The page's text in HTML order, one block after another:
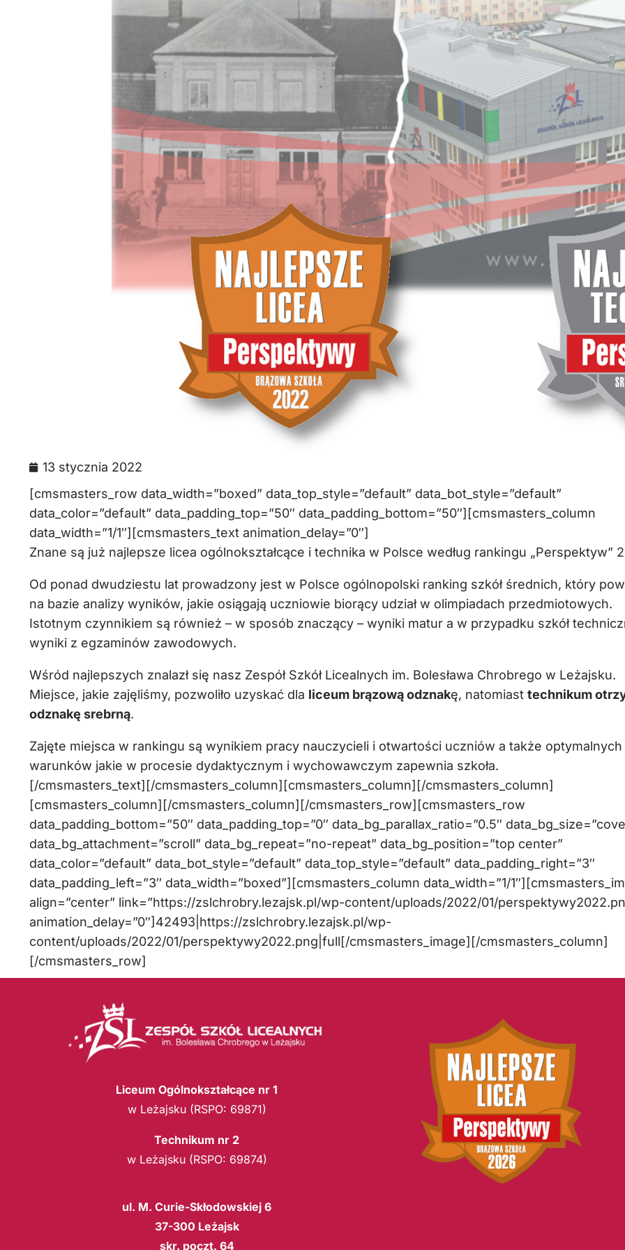
13 stycznia 2022
[cmsmasters_row data_width=”boxed” data_top_style=”default” data_bot_style=”default”
data_color=”default” data_padding_top=”50″ data_padding_bottom=”50″][cmsmasters_column
data_width=”1/1″][cmsmasters_text animation_delay=”0″]
Znane są już najlepsze licea ogólnokształcące i technika w Polsce według rankingu „Perspektyw”
Od ponad dwudziestu lat prowadzony jest w Polsce ogólnopolski ranking szkół średnich, który
na bazie analizy wyników, jakie osiągają uczniowie biorący udział w olimpiadach przedmiotowych.
Istotnym czynnikiem są również – w sposób znaczący – wyniki matur a w przypadku szkół
wyniki z egzaminów zawodowych.
Wśród najlepszych znalazł się nasz Zespół Szkół Licealnych im. Bolesława Chrobrego w Leżajsku.
Miejsce, jakie zajęliśmy, pozwoliło uzyskać dla liceum brązową odznakę, natomiast technikum
odznakę srebrną.
Zajęte miejsca w rankingu są wynikiem pracy nauczycieli i otwartości uczniów a także optymalnych
warunków jakie w procesie dydaktycznym i wychowawczym zapewnia szkoła.
[/cmsmasters_text][/cmsmasters_column][cmsmasters_column][/cmsmasters_column]
[cmsmasters_column][/cmsmasters_column][/cmsmasters_row][cmsmasters_row
data_padding_bottom=”50″ data_padding_top=”0″ data_bg_parallax_ratio=”0.5″
data_bg_attachment=”scroll” data_bg_repeat=”no-repeat” data_bg_position=”top center”
data_color=”default” data_bot_style=”default” data_top_style=”default” data_padding_right=”3″
data_padding_left=”3″ data_width=”boxed”][cmsmasters_column data_width=”1/
align=”center” link=”https://zslchrobry.lezajsk.pl/wp-content/uploads/2022/01/
animation_delay=”0″]42493|https://zslchrobry.lezajsk.pl/wp-
content/uploads/2022/01/perspektywy2022.png|full[/cmsmasters_image][/cmsmasters_column]
[/cmsmasters_row]
Liceum Ogólnokształcące nr 1
w Leżajsku (RSPO: 69871)
Technikum nr 2
w Leżajsku (RSPO: 69874)
ul. M. Curie-Skłodowskiej 6
37-300 Leżajsk
skr. poczt. 64